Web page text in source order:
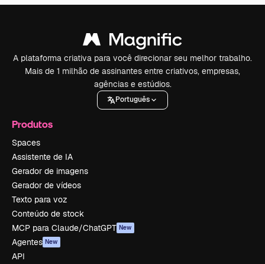
A plataforma criativa para você direcionar seu melhor trabalho.
Mais de 1 milhão de assinantes entre criativos, empresas,
agências e estúdios.
Português
Produtos
Spaces
Assistente de IA
Gerador de imagens
Gerador de vídeos
Texto para voz
Conteúdo de stock
MCP para Claude/ChatGPT New
Agentes New
API